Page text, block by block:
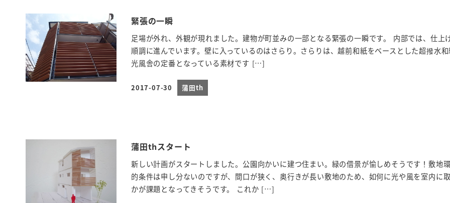
緊張の一瞬
足場が外れ、外観が現れました。建物が町並みの一部となる緊張の一瞬です。 内部では、仕上
順調に進んでいます。壁に入っているのはさらり。さらりは、越前和紙をベースとした超撥水
光風舎の定番となっている素材です […]
投稿日
2017-07-30 蒲田th
蒲田thスタート
新しい計画がスタートしました。公園向かいに建つ住まい。緑の借景が愉しめそうです！敷地
的条件は申し分ないのですが、間口が狭く、奥行きが長い敷地のため、如何に光や風を室内に
かが課題となってきそうです。 これか […]